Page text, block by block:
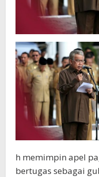
h memimpin apel
bertugas sebagai